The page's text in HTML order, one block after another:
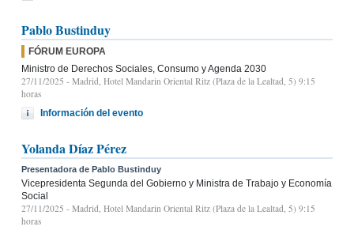
Pablo Bustinduy
FÓRUM EUROPA
Ministro de Derechos Sociales, Consumo y Agenda 2030
27/11/2025 - Madrid, Hotel Mandarin Oriental Ritz (Plaza de la Lealtad, 5) 9:15
horas
Información del evento
Yolanda Díaz Pérez
Presentadora de Pablo Bustinduy
Vicepresidenta Segunda del Gobierno y Ministra de Trabajo y Economía
Social
27/11/2025 - Madrid, Hotel Mandarin Oriental Ritz (Plaza de la Lealtad, 5) 9:15
horas